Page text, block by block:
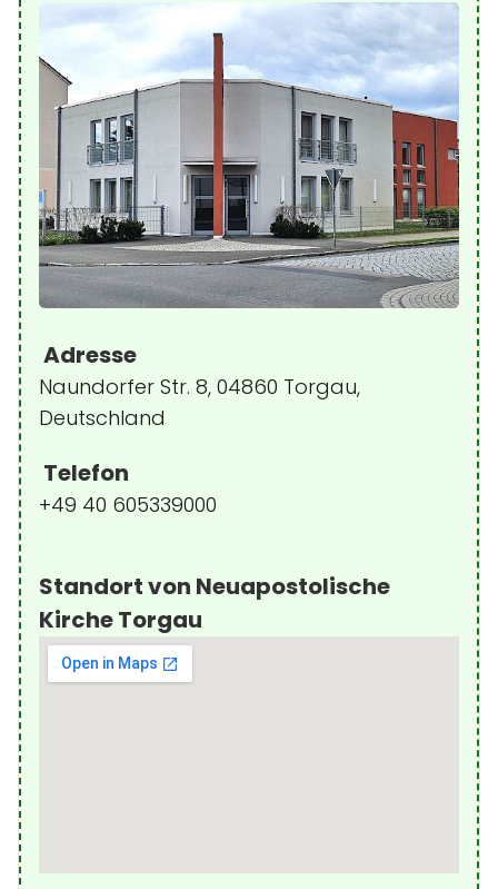
Adresse
Naundorfer Str. 8, 04860 Torgau,
Deutschland
Telefon
+49 40 605339000
Standort von Neuapostolische
Kirche Torgau